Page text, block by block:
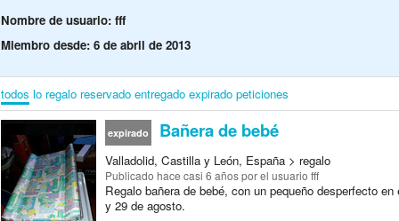
Nombre de usuario: fff
Miembro desde: 6 de abril de 2013
todos lo regalo reservado entregado expirado peticiones
expirado Bañera de bebé
Valladolid, Castilla y León, España > regalo
Publicado hace casi 6 añospor el usuario fff
Regalo bañera de bebé, con un pequeño desperfecto
y 29 de agosto.